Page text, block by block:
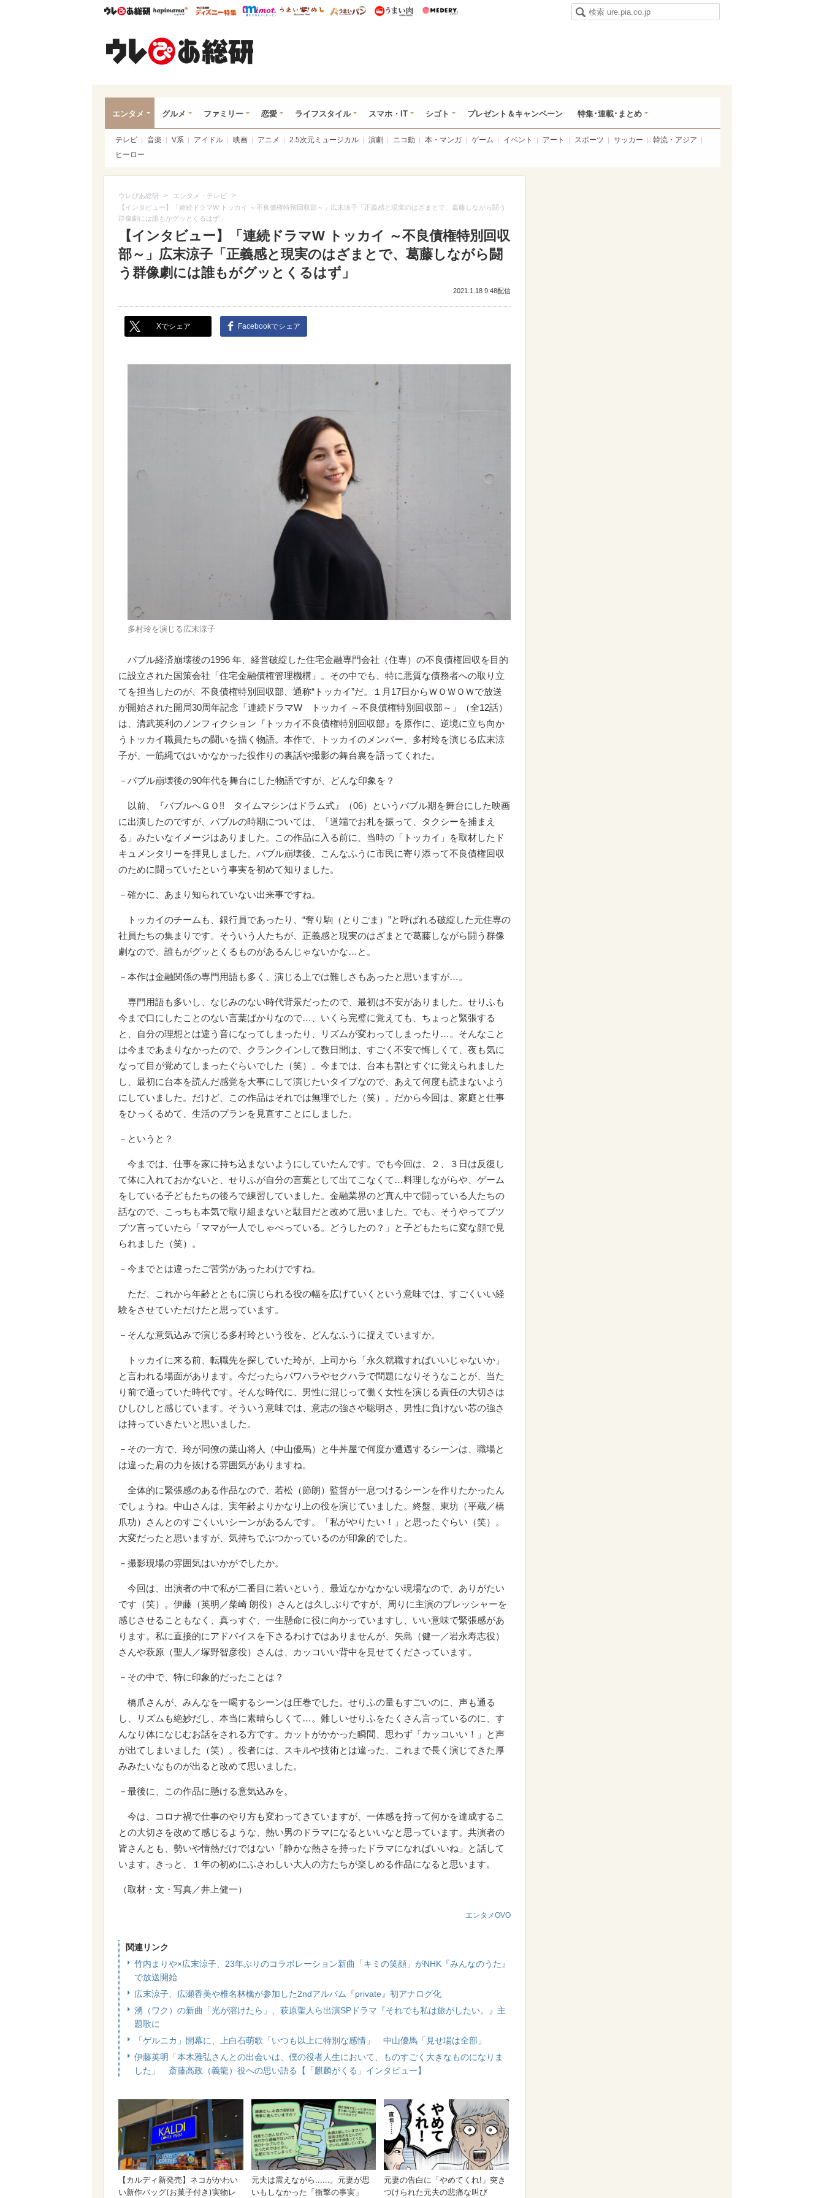
ウレぴあ総研ハピママ* ウレぴあ総研 ディズニー特集
mimot. うまいめし うまいパン うまい肉
エンタメ グルメ ファミリー 恋愛 ライフスタイル スマホ・IT シゴト プレゼント＆キャンペーン 特集･連載･まとめ
テレビ 音楽 V系 アイドル 映画 アニメ 2.5次元ミュージカル 演劇 ニコ動 本・マンガ ゲーム イベント アート スポーツ サッカー
韓流・アジア
ヒーロー
ウレぴあ総研 > エンタメ・テレビ >
【インタビュー】「連続ドラマW トッカイ ～不良債権特別回収部～」広末涼子「正義感と現実のはざまとで、葛藤しながら闘う
群像劇には誰もがグッとくるはず」
【インタビュー】「連続ドラマW トッカイ ～不良債権特別回収
部～」広末涼子「正義感と現実のはざまとで、葛藤しながら闘
う群像劇には誰もがグッとくるはず」
2021.1.18 9:48配信
Xでシェア Facebookでシェア
多村玲を演じる広末涼子
バブル経済崩壊後の1996 年、経営破綻した住宅金融専門会社（住専）の不良債権回収を目的
に設立された国策会社「住宅金融債権管理機構」。その中でも、特に悪質な債務者への取り立
てを担当したのが、不良債権特別回収部、通称“トッカイ”だ。１月17日からＷＯＷＯＷで放送
が開始された開局30周年記念「連続ドラマW トッカイ ～不良債権特別回収部～」（全12話）
は、清武英利のノンフィクション『トッカイ不良債権特別回収部』を原作に、逆境に立ち向か
うトッカイ職員たちの闘いを描く物語。本作で、トッカイのメンバー、多村玲を演じる広末涼
子が、一筋縄ではいかなかった役作りの裏話や撮影の舞台裏を語ってくれた。
－バブル崩壊後の90年代を舞台にした物語ですが、どんな印象を？
以前、『バブルへＧＯ!! タイムマシンはドラム式』（06）というバブル期を舞台にした映画
に出演したのですが、バブルの時期については、「道端でお札を振って、タクシーを捕まえ
る」みたいなイメージはありました。この作品に入る前に、当時の「トッカイ」を取材したド
キュメンタリーを拝見しました。バブル崩壊後、こんなふうに市民に寄り添って不良債権回収
のために闘っていたという事実を初めて知りました。
－確かに、あまり知られていない出来事ですね。
トッカイのチームも、銀行員であったり、“奪り駒（とりごま）”と呼ばれる破綻した元住専の
社員たちの集まりです。そういう人たちが、正義感と現実のはざまとで葛藤しながら闘う群像
劇なので、誰もがグッとくるものがあるんじゃないかな…と。
－本作は金融関係の専門用語も多く、演じる上では難しさもあったと思いますが…。
専門用語も多いし、なじみのない時代背景だったので、最初は不安がありました。せりふも
今まで口にしたことのない言葉ばかりなので…、いくら完璧に覚えても、ちょっと緊張する
と、自分の理想とは違う音になってしまったり、リズムが変わってしまったり…。そんなこと
は今まであまりなかったので、クランクインして数日間は、すごく不安で悔しくて、夜も気に
なって目が覚めてしまったぐらいでした（笑）。今までは、台本も割とすぐに覚えられました
し、最初に台本を読んだ感覚を大事にして演じたいタイプなので、あえて何度も読まないよう
にしていました。だけど、この作品はそれでは無理でした（笑）。だから今回は、家庭と仕事
をひっくるめて、生活のプランを見直すことにしました。
－というと？
今までは、仕事を家に持ち込まないようにしていたんです。でも今回は、２、３日は反復し
て体に入れておかないと、せりふが自分の言葉として出てこなくて…料理しながらや、ゲーム
をしている子どもたちの後ろで練習していました。金融業界のど真ん中で闘っている人たちの
話なので、こっちも本気で取り組まないと駄目だと改めて思いました。でも、そうやってブツ
ブツ言っていたら「ママが一人でしゃべっている。どうしたの？」と子どもたちに変な顔で見
られました（笑）。
－今までとは違ったご苦労があったわけですね。
ただ、これから年齢とともに演じられる役の幅を広げていくという意味では、すごくいい経
験をさせていただけたと思っています。
－そんな意気込みで演じる多村玲という役を、どんなふうに捉えていますか。
トッカイに来る前、転職先を探していた玲が、上司から「永久就職すればいいじゃないか」
と言われる場面があります。今だったらパワハラやセクハラで問題になりそうなことが、当た
り前で通っていた時代です。そんな時代に、男性に混じって働く女性を演じる責任の大切さは
ひしひしと感じています。そういう意味では、意志の強さや聡明さ、男性に負けない芯の強さ
は持っていきたいと思いました。
－その一方で、玲が同僚の葉山将人（中山優馬）と牛丼屋で何度か遭遇するシーンは、職場と
は違った肩の力を抜ける雰囲気がありますね。
全体的に緊張感のある作品なので、若松（節朗）監督が一息つけるシーンを作りたかったん
でしょうね。中山さんは、実年齢よりかなり上の役を演じていました。終盤、東坊（平蔵／橋
爪功）さんとのすごくいいシーンがあるんです。「私がやりたい！」と思ったぐらい（笑）。
大変だったと思いますが、気持ちでぶつかっているのが印象的でした。
－撮影現場の雰囲気はいかがでしたか。
今回は、出演者の中で私が二番目に若いという、最近なかなかない現場なので、ありがたい
です（笑）。伊藤（英明／柴崎 朗役）さんとは久しぶりですが、周りに主演のプレッシャーを
感じさせることもなく、真っすぐ、一生懸命に役に向かっていますし、いい意味で緊張感があ
ります。私に直接的にアドバイスを下さるわけではありませんが、矢島（健一／岩永寿志役）
さんや萩原（聖人／塚野智彦役）さんは、カッコいい背中を見せてくださっています。
－その中で、特に印象的だったことは？
橋爪さんが、みんなを一喝するシーンは圧巻でした。せりふの量もすごいのに、声も通る
し、リズムも絶妙だし、本当に素晴らしくて…。難しいせりふをたくさん言っているのに、す
んなり体になじむお話をされる方です。カットがかかった瞬間、思わず「カッコいい！」と声
が出てしまいました（笑）。役者には、スキルや技術とは違った、これまで長く演じてきた厚
みみたいなものが出ると改めて思いました。
－最後に、この作品に懸ける意気込みを。
今は、コロナ禍で仕事のやり方も変わってきていますが、一体感を持って何かを達成するこ
との大切さを改めて感じるような、熱い男のドラマになるといいなと思っています。共演者の
皆さんとも、勢いや情熱だけではない「静かな熱さを持ったドラマになればいいね」と話して
います。きっと、１年の初めにふさわしい大人の方たちが楽しめる作品になると思います。
（取材・文・写真／井上健一）
エンタメOVO
関連リンク
竹内まりや×広末涼子、23年ぶりのコラボレーション新曲「キミの笑顔」がNHK『みんなのうた』
で放送開始
広末涼子、広瀬香美や椎名林檎が参加した2ndアルバム『private』初アナログ化
湧（ワク）の新曲「光が溶けたら」、萩原聖人ら出演SPドラマ『それでも私は旅がしたい。』主
題歌に
「ゲルニカ」開幕に、上白石萌歌「いつも以上に特別な感情」 中山優馬「見せ場は全部」
伊藤英明「本木雅弘さんとの出会いは、僕の役者人生において、ものすごく大きなものになりま
した」 斎藤高政（義龍）役への思い語る【「麒麟がくる」インタビュー】